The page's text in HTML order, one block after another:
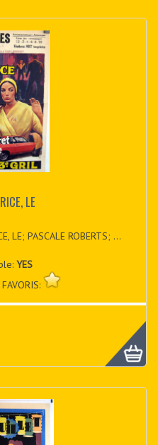
LE
LE; PASCALE ROBERTS; ...
YES